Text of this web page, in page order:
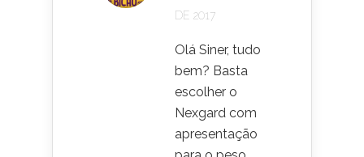
DE 2017
Olá Siner, tudo
bem? Basta
escolher o
Nexgard com
apresentação